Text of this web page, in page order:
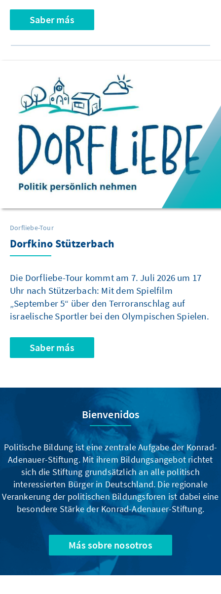
Saber más
Dorfliebe-Tour
Dorfkino Stützerbach
Die Dorfliebe-Tour kommt am 7. Juli 2026 um 17
Uhr nach Stützerbach: Mit dem Spielfilm
„September 5“ über den Terroranschlag auf
israelische Sportler bei den Olympischen Spielen.
Saber más
Bienvenidos
Politische Bildung ist eine zentrale Aufgabe der Konrad-
Adenauer-Stiftung. Mit ihrem Bildungsangebot richtet
sich die Stiftung grundsätzlich an alle politisch
interessierten Bürger in Deutschland. Die regionale
Verankerung der politischen Bildungsforen ist dabei eine
besondere Stärke der Konrad-Adenauer-Stiftung.
Más sobre nosotros